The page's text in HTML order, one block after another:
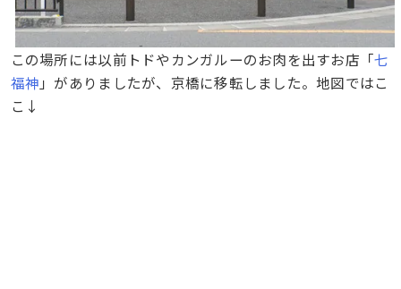
この場所には以前トドやカンガルーのお肉を出すお店「七
福神 」がありましたが、京橋に移転しました。地図ではこ
こ↓